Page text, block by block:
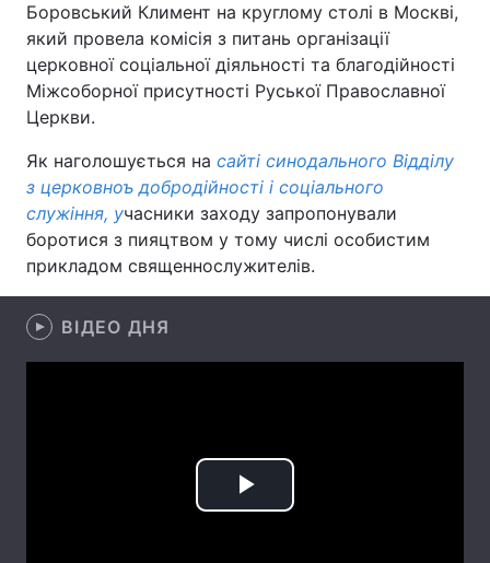
Головна Війна
Україна Політика
Спорт
Боровський Климент на круглому столі в Москві,
який провела комісія з питань організації
церковної соціальної діяльності та благодійності
Міжсоборної присутності Руської Православної
Церкви.
Як наголошується на сайті синодального Відділу
з церковноъ добродійності і соціального
служіння, учасники заходу запропонували
боротися з пияцтвом у тому числі особистим
прикладом священнослужителів.
ВІДЕО ДНЯ
Play